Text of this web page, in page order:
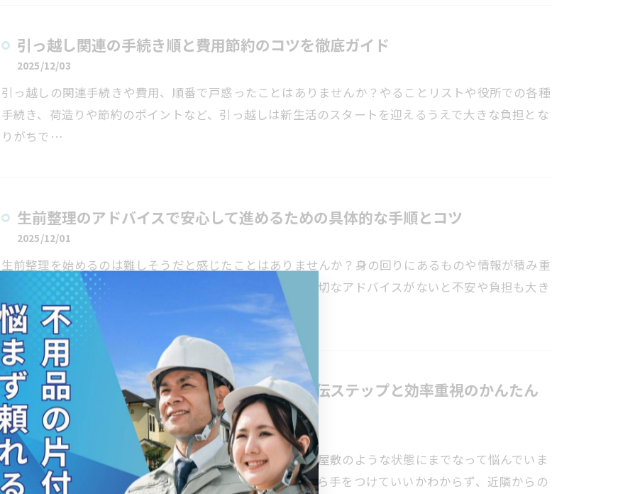
引っ越し関連の手続き順と費用節約のコツを徹底ガイド
2025/12/03
引っ越しの関連手続きや費用、順番で戸惑ったことはありませんか？やることリストや役所での各種
手続き、荷造りや節約のポイントなど、引っ越しは新生活のスタートを迎えるうえで大きな負担とな
りがちで…
生前整理のアドバイスで安心して進めるための具体的な手順とコツ
2025/12/01
生前整理を始めるのは難しそうだと感じたことはありませんか？身の回りにあるものや情報が積み重
なり、どこから手を付ければいいのか迷う方も多い中、適切なアドバイスがないと不安や負担も大き
くなりが…
片付けでゴミ屋敷から脱出するためのプロ直伝ステップと効率重視のかんたん
実践術
2025/12/01
片付けをしなければ…と分かっていても、気がつけばゴミ屋敷のような状態にまでなって悩んでいま
せんか？溜まったゴミや不要なものに囲まれると、どこから手をつけていいかわからず、近隣からの